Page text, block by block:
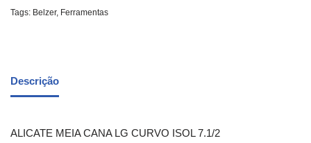
Tags: Belzer, Ferramentas
Descrição
ALICATE MEIA CANA LG CURVO ISOL 7.1/2